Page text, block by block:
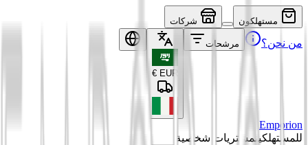
مستهلكون شركات
من نحن؟ مرشحات
EUR
€
Emporion
للمستهلكينمشتريات شخصية